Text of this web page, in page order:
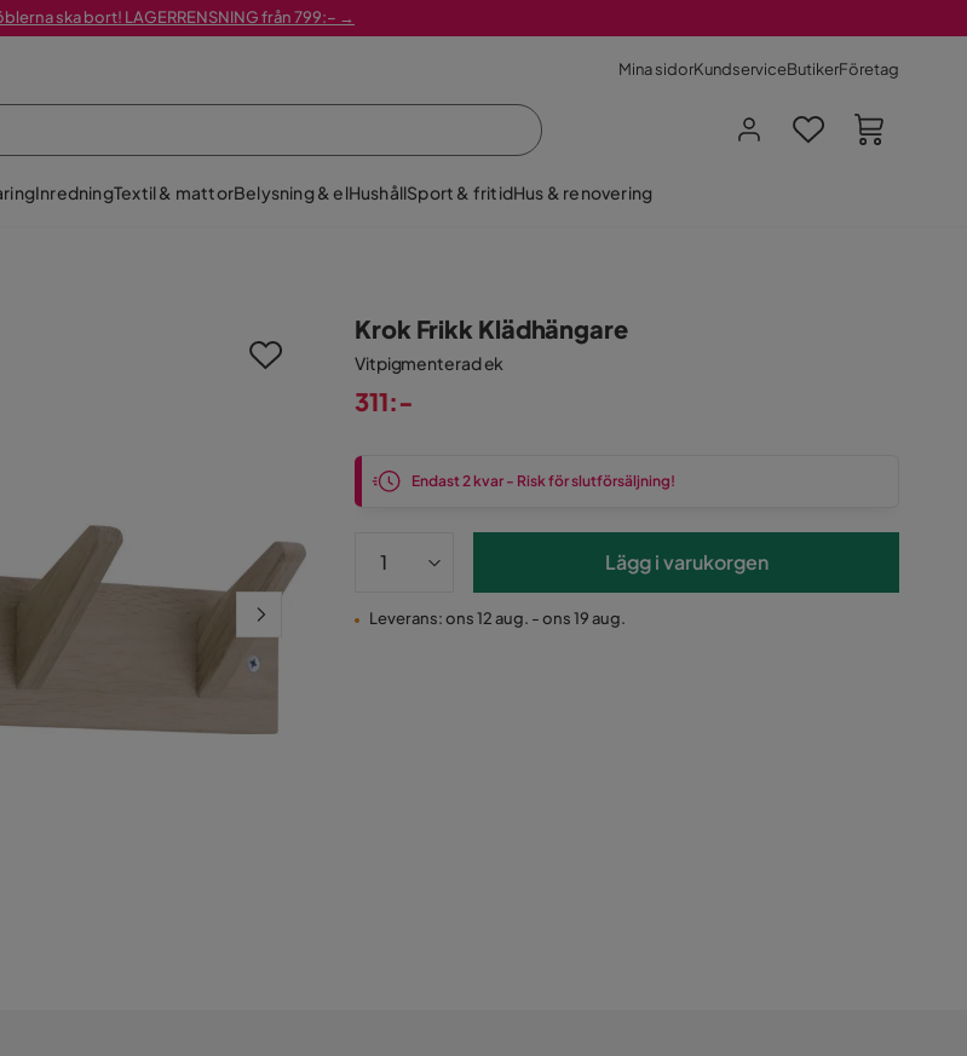
ska bort! LAGERRENSNING från 799:– →
Mina sidorKundserviceButikerFöretag
InredningTextil & mattorBelysning & elHushållSport & fritidHus & renovering
Krok Frikk Klädhängare
Vitpigmenterad ek
311:-
Endast 2 kvar - Risk för slutförsäljning!
Lägg i varukorgen
Leverans: ons 12 aug. - ons 19 aug.